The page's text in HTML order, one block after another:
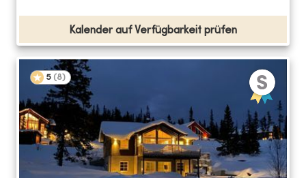
Kalender auf Verfügbarkeit prüfen
5 (8)